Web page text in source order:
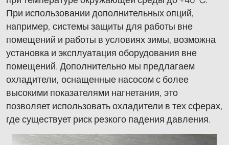
При использовании дополнительных опций,
например, системы защиты для работы вне
помещений и работы в условиях зимы, возможна
установка и эксплуатация оборудования вне
помещений. Дополнительно мы предлагаем
охладители, оснащенные насосом с более
высокими показателями нагнетания, это
позволяет использовать охладители в тех сферах,
где существует риск резкого падения давления.